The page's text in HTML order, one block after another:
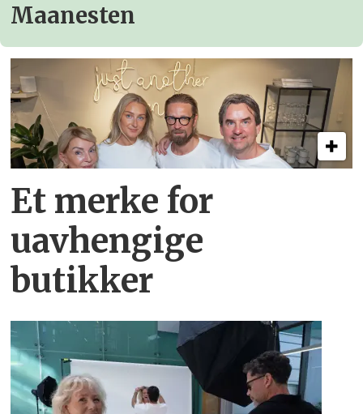
Maanesten
Et merke for
uavhengige
butikker